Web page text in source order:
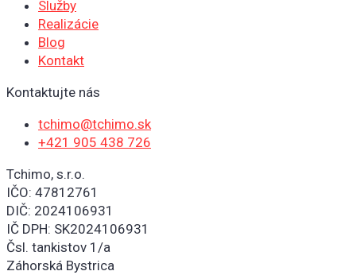
Služby
Realizácie
Blog
Kontakt
Kontaktujte nás
tchimo@tchimo.sk
+421 905 438 726
Tchimo, s.r.o.
IČO: 47812761
DIČ: 2024106931
IČ DPH: SK2024106931
Čsl. tankistov 1/a
Záhorská Bystrica